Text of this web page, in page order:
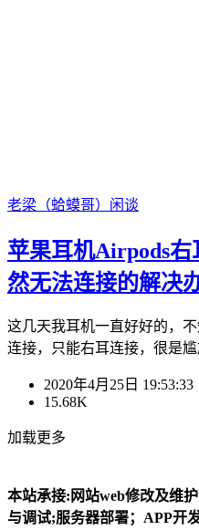
老梁（蛤蟆哥） 闲谈
苹果耳机Airpods
然无法连接的解决
这几天我耳机一直好好的，
连接，只能右耳连接，很是尴
2020年4月25日 19:53:33
15.68K
加载更多
本站承接:网站web修改及维
与调试;服务器部署；APP开